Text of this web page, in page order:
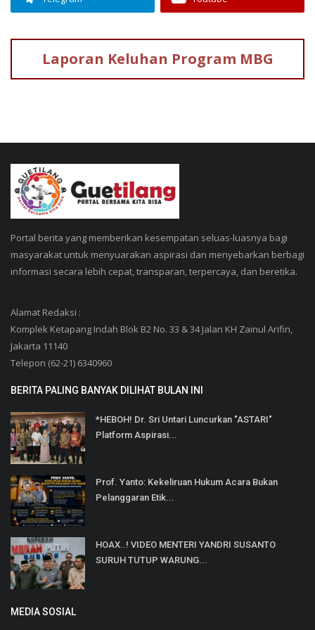
Laporan Keluhan Program MBG
Portal berita yang memberikan kesempatan seluas-luasnya bagi
masyarakat untuk menyuarakan aspirasi dan menyebarkan berbagi
informasi secara lebih cepat, transparan, terpercaya, dan beretika.
Alamat Redaksi :
Komplek Ketapang Indah Blok B2 No. 33 & 34 Jalan KH Zainul Arifin,
Jakarta 11140
Telepon (62-21) 6340960
BERITA PALING BANYAK DILIHAT BULAN INI
*HEBOH! Dr. Sri Untari Luncurkan "ASTARI"
Platform Aspirasi...
Prof. Yanto: Kekeliruan Hukum Acara Bukan
Pelanggaran Etik...
HOAX..! VIDEO MENTERI YANDRI SUSANTO
SURUH TUTUP WARUNG...
MEDIA SOSIAL